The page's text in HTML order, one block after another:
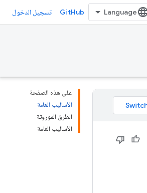
GitHub تسجيل الدخول
على هذه الصفحة
الأساليب العامة
الطرق الموروثة
الأساليب العامة